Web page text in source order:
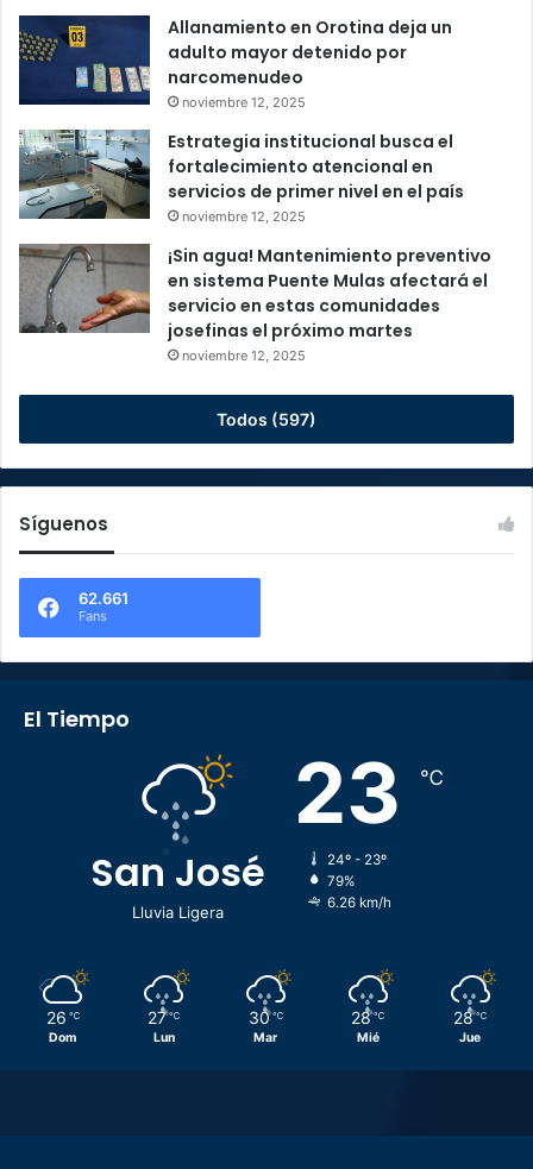
Allanamiento en Orotina deja un
adulto mayor detenido por
narcomenudeo
noviembre 12, 2025
Estrategia institucional busca el
fortalecimiento atencional en
servicios de primer nivel en el país
noviembre 12, 2025
¡Sin agua! Mantenimiento preventivo
en sistema Puente Mulas afectará el
servicio en estas comunidades
josefinas el próximo martes
noviembre 12, 2025
Todos (597)
Síguenos
62.661
Fans
El Tiempo
San José
Lluvia Ligera
23 ℃
24º - 23º
79%
6.26 km/h
26 ℃
Dom
27 ℃
Lun
30 ℃
Mar
28 ℃
Mié
28 ℃
Jue